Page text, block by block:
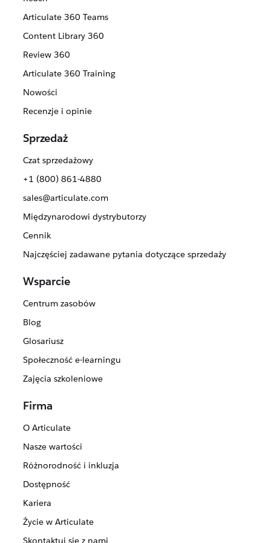
Articulate 360 Teams
Content Library 360
Review 360
Articulate 360 Training
Nowości
Recenzje i opinie
Sprzedaż
Czat sprzedażowy
+1 (800) 861-4880
sales@articulate.com
Międzynarodowi dystrybutorzy
Cennik
Najczęściej zadawane pytania dotyczące sprzedaży
Wsparcie
Centrum zasobów
Blog
Glosariusz
Społeczność e-learningu
Zajęcia szkoleniowe
Firma
O Articulate
Nasze wartości
Różnorodność i inkluzja
Dostępność
Kariera
Życie w Articulate
Skontaktuj się z nami